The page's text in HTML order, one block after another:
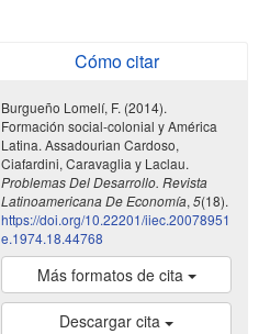
Cómo citar
Burgueño Lomelí, F. (2014).
Formación social-colonial y América
Latina. Assadourian Cardoso,
Ciafardini, Caravaglia y Laclau.
Problemas Del Desarrollo. Revista
Latinoamericana De Economía, 5(18).
https://doi.org/10.22201/iiec.20078951
e.1974.18.44768
Más formatos de cita
Descargar cita